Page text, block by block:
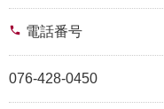
phone 電話番号
076-428-0450